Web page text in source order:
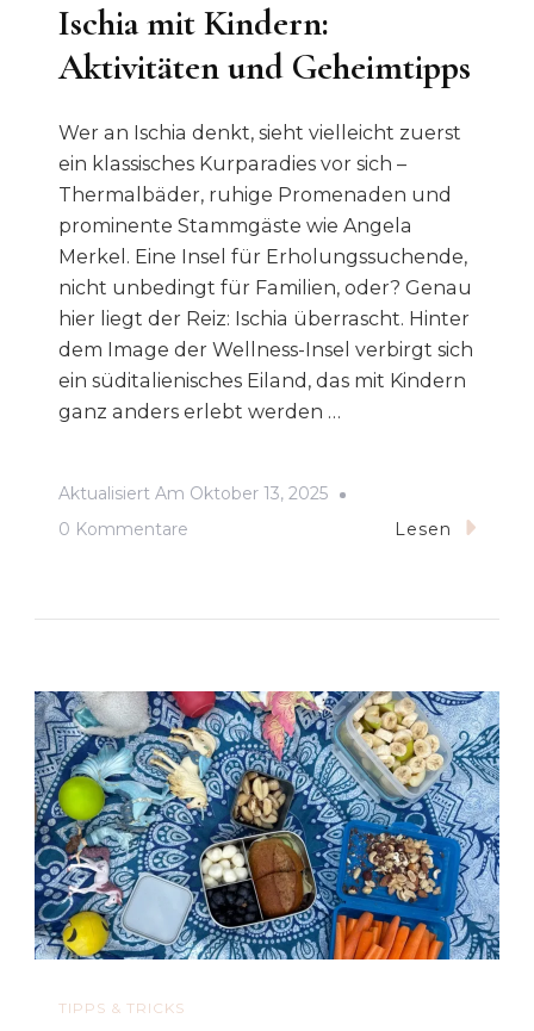
Ischia mit Kindern:
Aktivitäten und Geheimtipps
Wer an Ischia denkt, sieht vielleicht zuerst
ein klassisches Kurparadies vor sich –
Thermalbäder, ruhige Promenaden und
prominente Stammgäste wie Angela
Merkel. Eine Insel für Erholungssuchende,
nicht unbedingt für Familien, oder? Genau
hier liegt der Reiz: Ischia überrascht. Hinter
dem Image der Wellness-Insel verbirgt sich
ein süditalienisches Eiland, das mit Kindern
ganz anders erlebt werden …
Aktualisiert Am Oktober 13, 2025
0 Kommentare
Und
Geheimtipps
Lesen
TIPPS & TRICKS